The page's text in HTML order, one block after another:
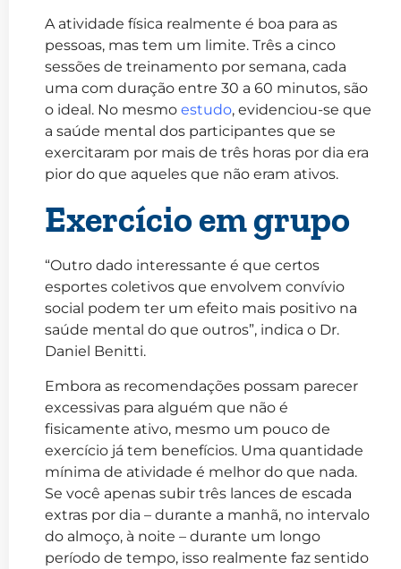
A atividade física realmente é boa para as
pessoas, mas tem um limite. Três a cinco
sessões de treinamento por semana, cada
uma com duração entre 30 a 60 minutos, são
o ideal. No mesmo estudo, evidenciou-se que
a saúde mental dos participantes que se
exercitaram por mais de três horas por dia era
pior do que aqueles que não eram ativos.
Exercício em grupo
“Outro dado interessante é que certos
esportes coletivos que envolvem convívio
social podem ter um efeito mais positivo na
saúde mental do que outros”, indica o Dr.
Daniel Benitti.
Embora as recomendações possam parecer
excessivas para alguém que não é
fisicamente ativo, mesmo um pouco de
exercício já tem benefícios. Uma quantidade
mínima de atividade é melhor do que nada.
Se você apenas subir três lances de escada
extras por dia – durante a manhã, no intervalo
do almoço, à noite – durante um longo
período de tempo, isso realmente faz sentido